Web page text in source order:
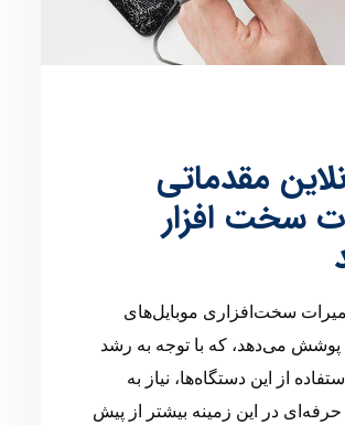
مقدماتی
سخت افزار
سخت‌افزاری موبایل‌های
پوشش می‌دهد، که با توجه به رشد
از این دستگاه‌ها، نیاز به
حرفه‌ای در این زمینه بیشتر از پیش